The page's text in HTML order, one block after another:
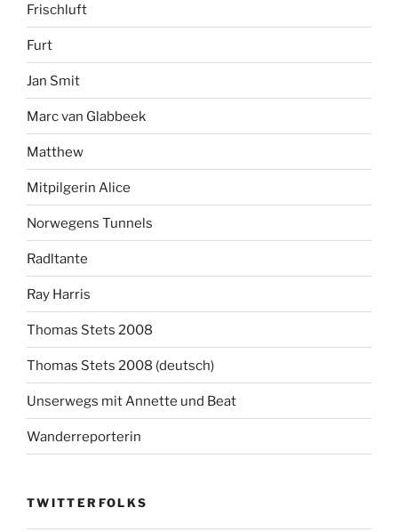
Frischluft
Furt
Jan Smit
Marc van Glabbeek
Matthew
Mitpilgerin Alice
Norwegens Tunnels
Radltante
Ray Harris
Thomas Stets 2008
Thomas Stets 2008 (deutsch)
Unserwegs mit Annette und Beat
Wanderreporterin
TWITTERFOLKS